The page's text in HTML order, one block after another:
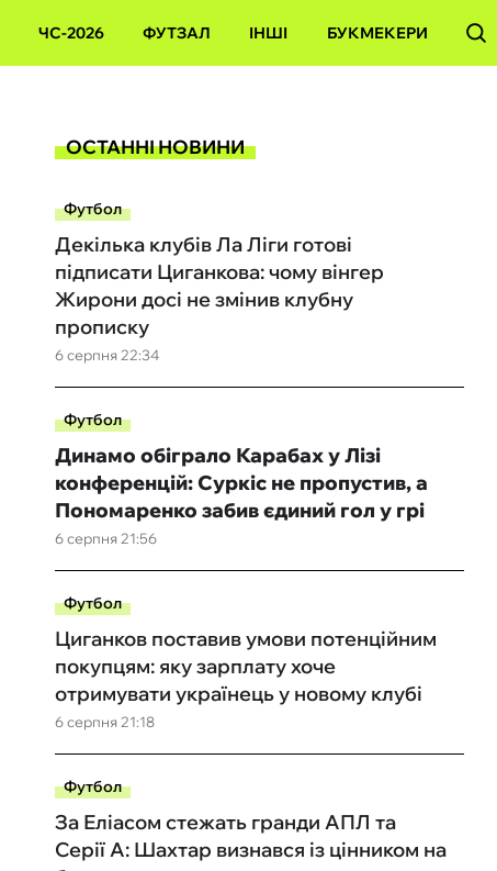
ЧС-2026 ФУТЗАЛ ІНШІ БУКМЕКЕРИ
ОСТАННІ НОВИНИ
Футбол
6 серпня 22:34
Декілька клубів Ла Ліги готові
підписати Циганкова: чому вінгер
Жирони досі не змінив клубну
прописку
Футбол
6 серпня 21:56
Динамо обіграло Карабах у Лізі
конференцій: Суркіс не пропустив, а
Пономаренко забив єдиний гол у грі
Футбол
6 серпня 21:18
Циганков поставив умови потенційним
покупцям: яку зарплату хоче
отримувати українець у новому клубі
Футбол
За Еліасом стежать гранди АПЛ та
Серії А: Шахтар визнався із цінником на